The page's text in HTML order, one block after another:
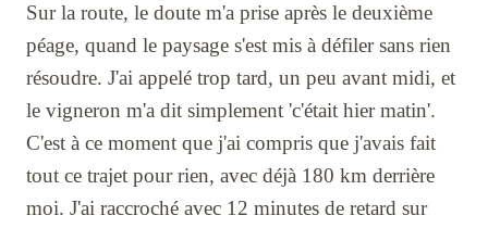
Sur la route, le doute m'a prise après le deuxième
péage, quand le paysage s'est mis à défiler sans rien
résoudre. J'ai appelé trop tard, un peu avant midi, et
le vigneron m'a dit simplement 'c'était hier matin'.
C'est à ce moment que j'ai compris que j'avais fait
tout ce trajet pour rien, avec déjà 180 km derrière
moi. J'ai raccroché avec 12 minutes de retard sur